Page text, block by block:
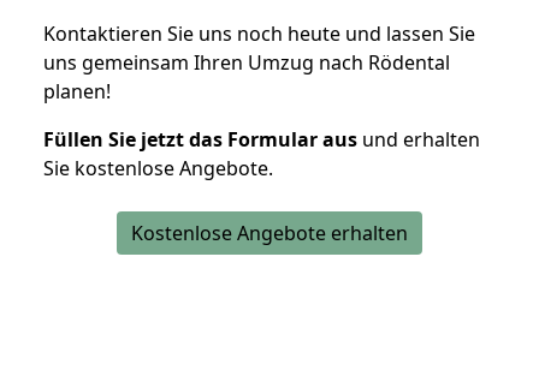
Kontaktieren Sie uns noch heute und lassen Sie
uns gemeinsam Ihren Umzug nach Rödental
planen!
Füllen Sie jetzt das Formular aus und erhalten
Sie kostenlose Angebote.
Kostenlose Angebote erhalten